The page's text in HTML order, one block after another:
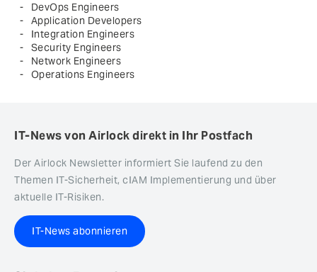
DevOps Engineers
Application Developers
Integration Engineers
Security Engineers
Network Engineers
Operations Engineers
IT-News von Airlock direkt in Ihr Postfach
Der Airlock Newsletter informiert Sie laufend zu den
Themen IT-Sicherheit, cIAM Implementierung und über
aktuelle IT-Risiken.
IT-News abonnieren